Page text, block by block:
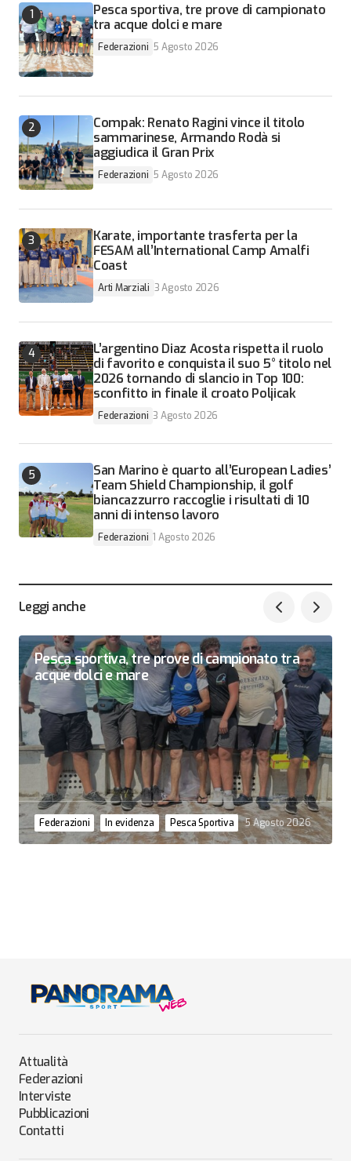
Pesca sportiva, tre prove di campionato
tra acque dolci e mare
Federazioni 5 Agosto 2026
Compak: Renato Ragini vince il titolo
sammarinese, Armando Rodà si
aggiudica il Gran Prix
Federazioni 5 Agosto 2026
Karate, importante trasferta per la
FESAM all’International Camp Amalfi
Coast
Arti Marziali 3 Agosto 2026
L’argentino Diaz Acosta rispetta il ruolo
di favorito e conquista il suo 5° titolo nel
2026 tornando di slancio in Top 100:
sconfitto in finale il croato Poljicak
Federazioni 3 Agosto 2026
San Marino è quarto all’European Ladies’
Team Shield Championship, il golf
biancazzurro raccoglie i risultati di 10
anni di intenso lavoro
Federazioni 1 Agosto 2026
Leggi anche
Pesca sportiva, tre prove di campionato tra
acque dolci e mare
Federazioni In evidenza Pesca Sportiva 5 Agosto 2026
Attualità
Federazioni
Interviste
Pubblicazioni
Contatti